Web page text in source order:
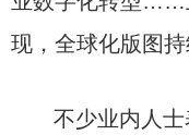
现，全球化版图持
不少业内人